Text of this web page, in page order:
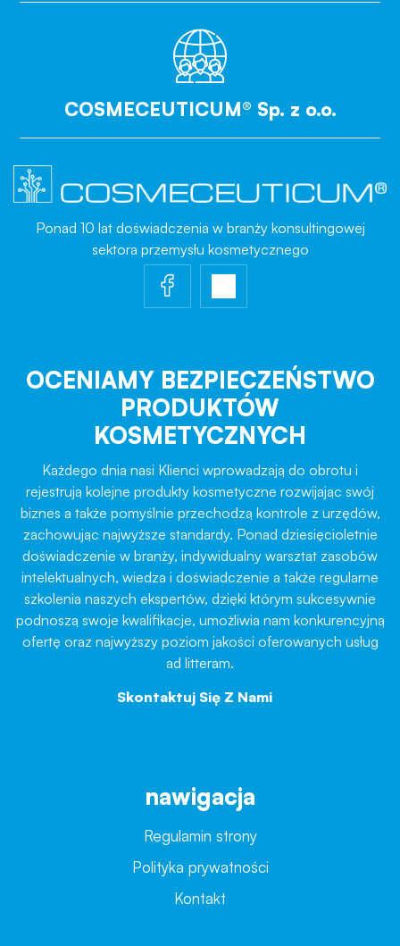
COSMECEUTICUM® Sp. z o.o.
Ponad 10 lat doświadczenia w branży konsultingowej
sektora przemysłu kosmetycznego
OCENIAMY BEZPIECZEŃSTWO
PRODUKTÓW
KOSMETYCZNYCH
Każdego dnia nasi Klienci wprowadzają do obrotu i
rejestrują kolejne produkty kosmetyczne rozwijając swój
biznes a także pomyślnie przechodzą kontrole z urzędów,
zachowując najwyższe standardy. Ponad dziesięcioletnie
doświadczenie w branży, indywidualny warsztat zasobów
intelektualnych, wiedza i doświadczenie a także regularne
szkolenia naszych ekspertów, dzięki którym sukcesywnie
podnoszą swoje kwalifikacje, umożliwia nam konkurencyjną
ofertę oraz najwyższy poziom jakości oferowanych usług
ad litteram.
Skontaktuj Się Z Nami
nawigacja
Regulamin strony
Polityka prywatności
Kontakt